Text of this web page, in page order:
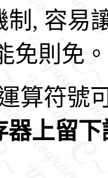
制, 容易
免則免。
算符號
器上留